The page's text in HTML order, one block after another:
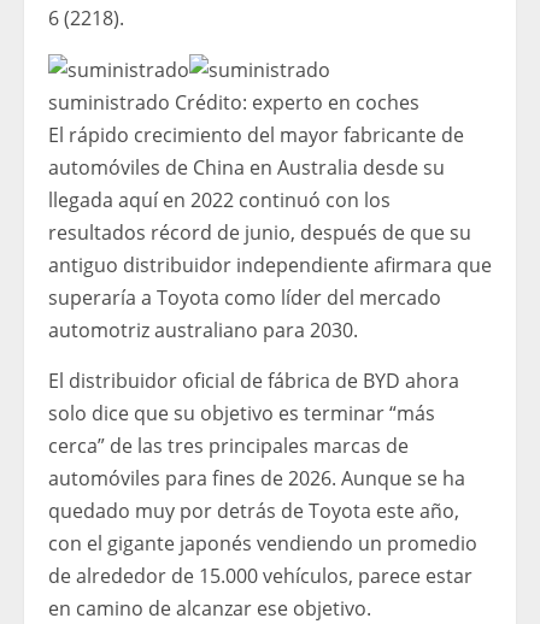
6 (2218).
suministrado Crédito: experto en coches
El rápido crecimiento del mayor fabricante de
automóviles de China en Australia desde su
llegada aquí en 2022 continuó con los
resultados récord de junio, después de que su
antiguo distribuidor independiente afirmara que
superaría a Toyota como líder del mercado
automotriz australiano para 2030.
El distribuidor oficial de fábrica de BYD ahora
solo dice que su objetivo es terminar “más
cerca” de las tres principales marcas de
automóviles para fines de 2026. Aunque se ha
quedado muy por detrás de Toyota este año,
con el gigante japonés vendiendo un promedio
de alrededor de 15.000 vehículos, parece estar
en camino de alcanzar ese objetivo.